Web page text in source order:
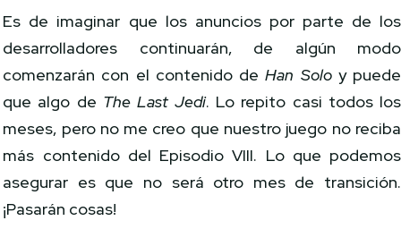
Es de imaginar que los anuncios por parte de los
desarrolladores continuarán, de algún modo
comenzarán con el contenido deHan Soloy puede
que algo de The Last Jedi. Lo repito casi todos los
meses, pero no me creo que nuestro juego no reciba
más contenido del Episodio VIII. Lo que podemos
asegurar es que no será otro mes de transición.
¡Pasarán cosas!